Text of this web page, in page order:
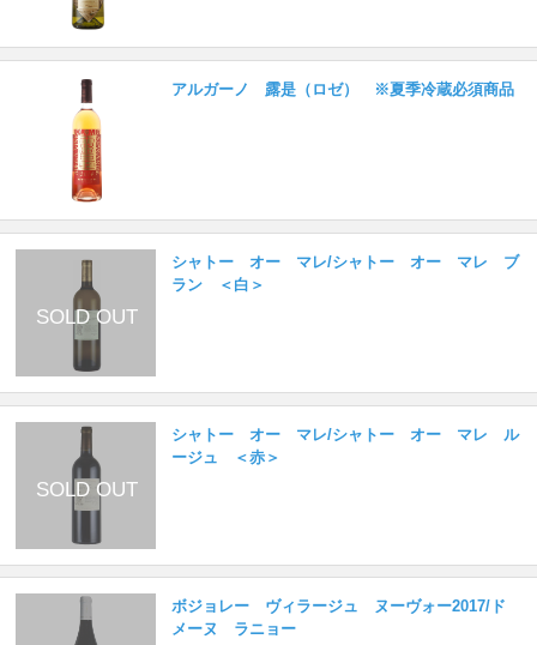
アルガーノ 露是（ロゼ） ※夏季冷蔵必須商品
シャトー オー マレ/シャトー オー マレ ブ
ラン ＜白＞
シャトー オー マレ/シャトー オー マレ ル
ージュ ＜赤＞
ボジョレー ヴィラージュ ヌーヴォー2017/ド
メーヌ ラニョー